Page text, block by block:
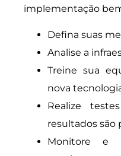
implementação
Defina suas
Analise a
Treine sua
nova
Realize
resultados são
Monitore e